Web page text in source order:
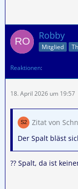
Robby
Mitglied
Reaktionen
18. April 2026 um 19:57
Zitat von
Der Spalt bläst
?? Spalt, da ist